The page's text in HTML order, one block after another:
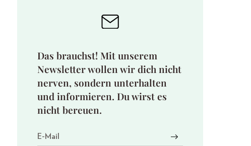
Das brauchst! Mit unserem
Newsletter wollen wir dich nicht
nerven, sondern unterhalten
und informieren. Du wirst es
nicht bereuen.